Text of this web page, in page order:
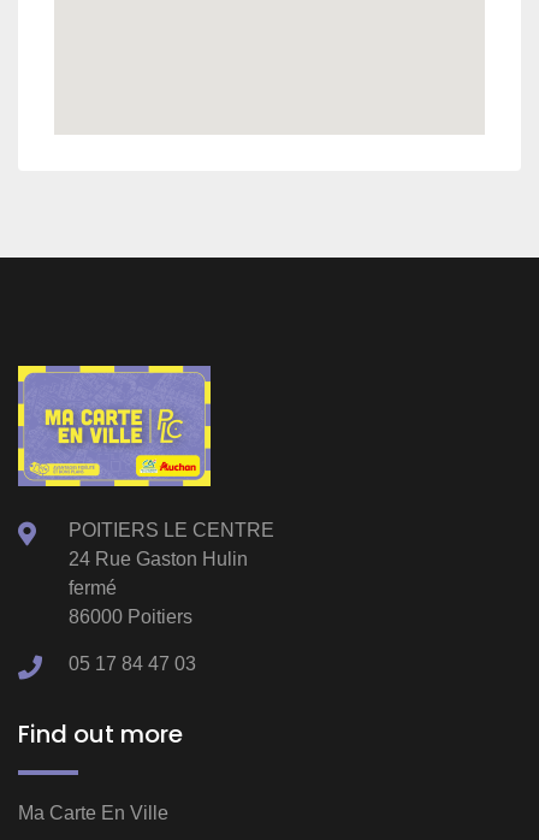
POITIERS LE CENTRE
24 Rue Gaston Hulin
fermé
86000 Poitiers
05 17 84 47 03
Find out more
Ma Carte En Ville